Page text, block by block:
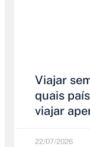
Viajar
quais
viajar
22/07/2026